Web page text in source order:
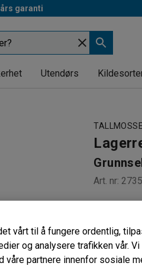
garanti
Utendørs
Art. nr:
Ekstra
Dybde (mm)
vårt til å fungere ordentlig,
og analysere trafikken vår.
partnere innenfor sosiale